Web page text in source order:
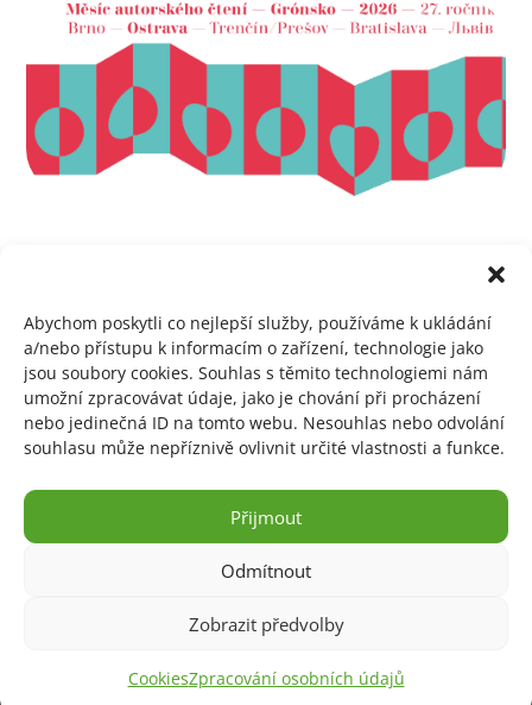
Abychom poskytli co nejlepší služby, používáme k ukládání
a/nebo přístupu k informacím o zařízení, technologie jako
jsou soubory cookies. Souhlas s těmito technologiemi nám
umožní zpracovávat údaje, jako je chování při procházení
nebo jedinečná ID na tomto webu. Nesouhlas nebo odvolání
souhlasu může nepříznivě ovlivnit určité vlastnosti a funkce.
Přijmout
Odmítnout
Zobrazit předvolby
CookiesZpracování osobních údajů
←Česko-grónský koprodukční film "Cena
příběhu" na festivalu Palm Springs Shorts
2026
Arktický festival / Arctic Festival is licensed